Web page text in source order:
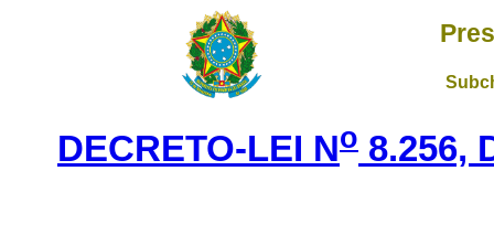
DECRETO-LEI No 8.256,